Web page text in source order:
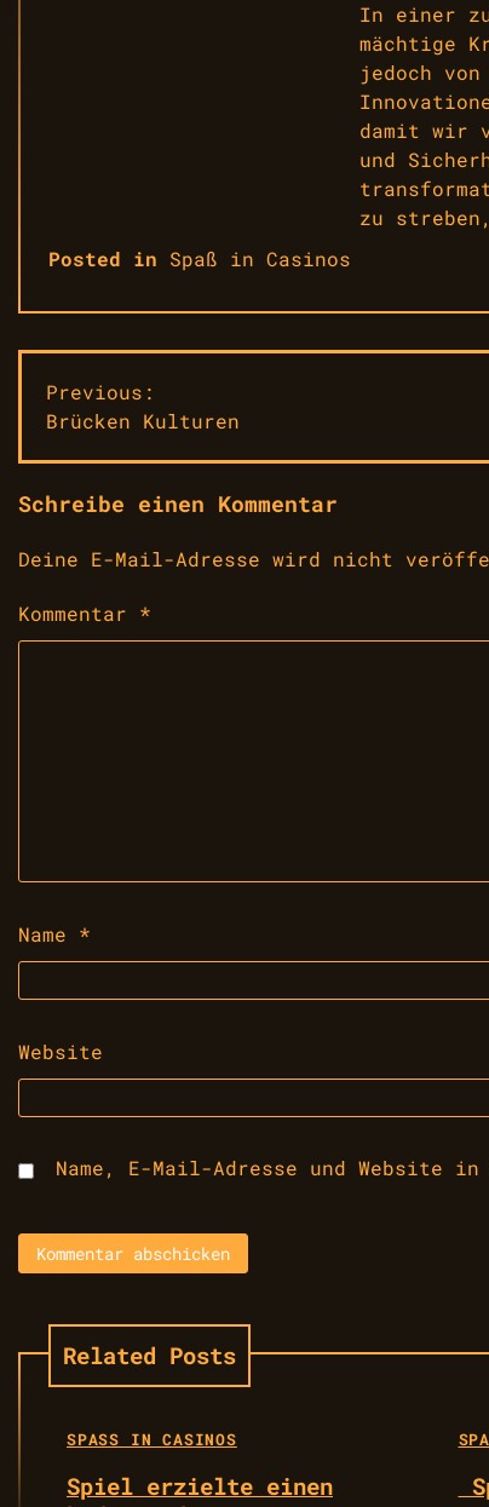
In einer
mächtige
jedoch
damit wir
und
zu
Posted in Spaß in Casinos
Beitragsnavigation
Previous:
Brücken Kulturen
Schreibe einen Kommentar
Deine E-Mail-Adresse wird nicht
Kommentar *
Name *
Website
Name, E-Mail-Adresse und Website
Related Posts
SPASS IN CASINOS
Spiel erzielte einen